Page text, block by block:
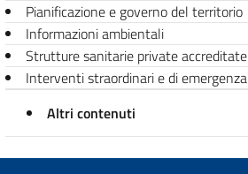
Pianificazione e governo del territorio
Informazioni ambientali
Strutture sanitarie private accreditate
Interventi straordinari e di emergenza
Altri contenuti